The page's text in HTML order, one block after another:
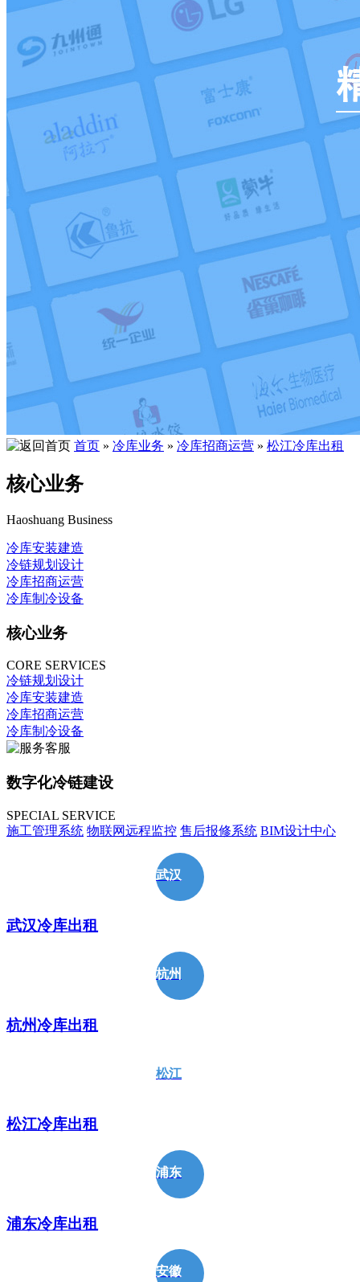
首页 » 冷库业务 » 冷库招商运营 » 松江冷库出租
核心业务
Haoshuang Business
冷库安装建造
冷链规划设计
冷库招商运营
冷库制冷设备
核心业务
CORE SERVICES
冷链规划设计
冷库安装建造
冷库招商运营
冷库制冷设备
数字化冷链建设
SPECIAL SERVICE
施工管理系统 物联网远程监控 售后报修系统 BIM设计中心
武汉
武汉冷库出租
杭州
杭州冷库出租
松江
松江冷库出租
浦东
浦东冷库出租
安徽